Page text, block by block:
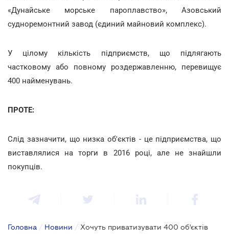
«Дунайське морське пароплавство», Азовський
судноремонтний завод (єдиний майновий комплекс).
У цілому кількість підприємств, що підлягають
частковому або повному роздержавленню, перевищує
400 найменувань.
ПРОТЕ:
Слід зазначити, що низка об'єктів - це підприємства, що
виставлялися на торги в 2016 році, але не знайшли
покупців.
Головна / Новини / Хочуть приватизувати 400 об'єктів